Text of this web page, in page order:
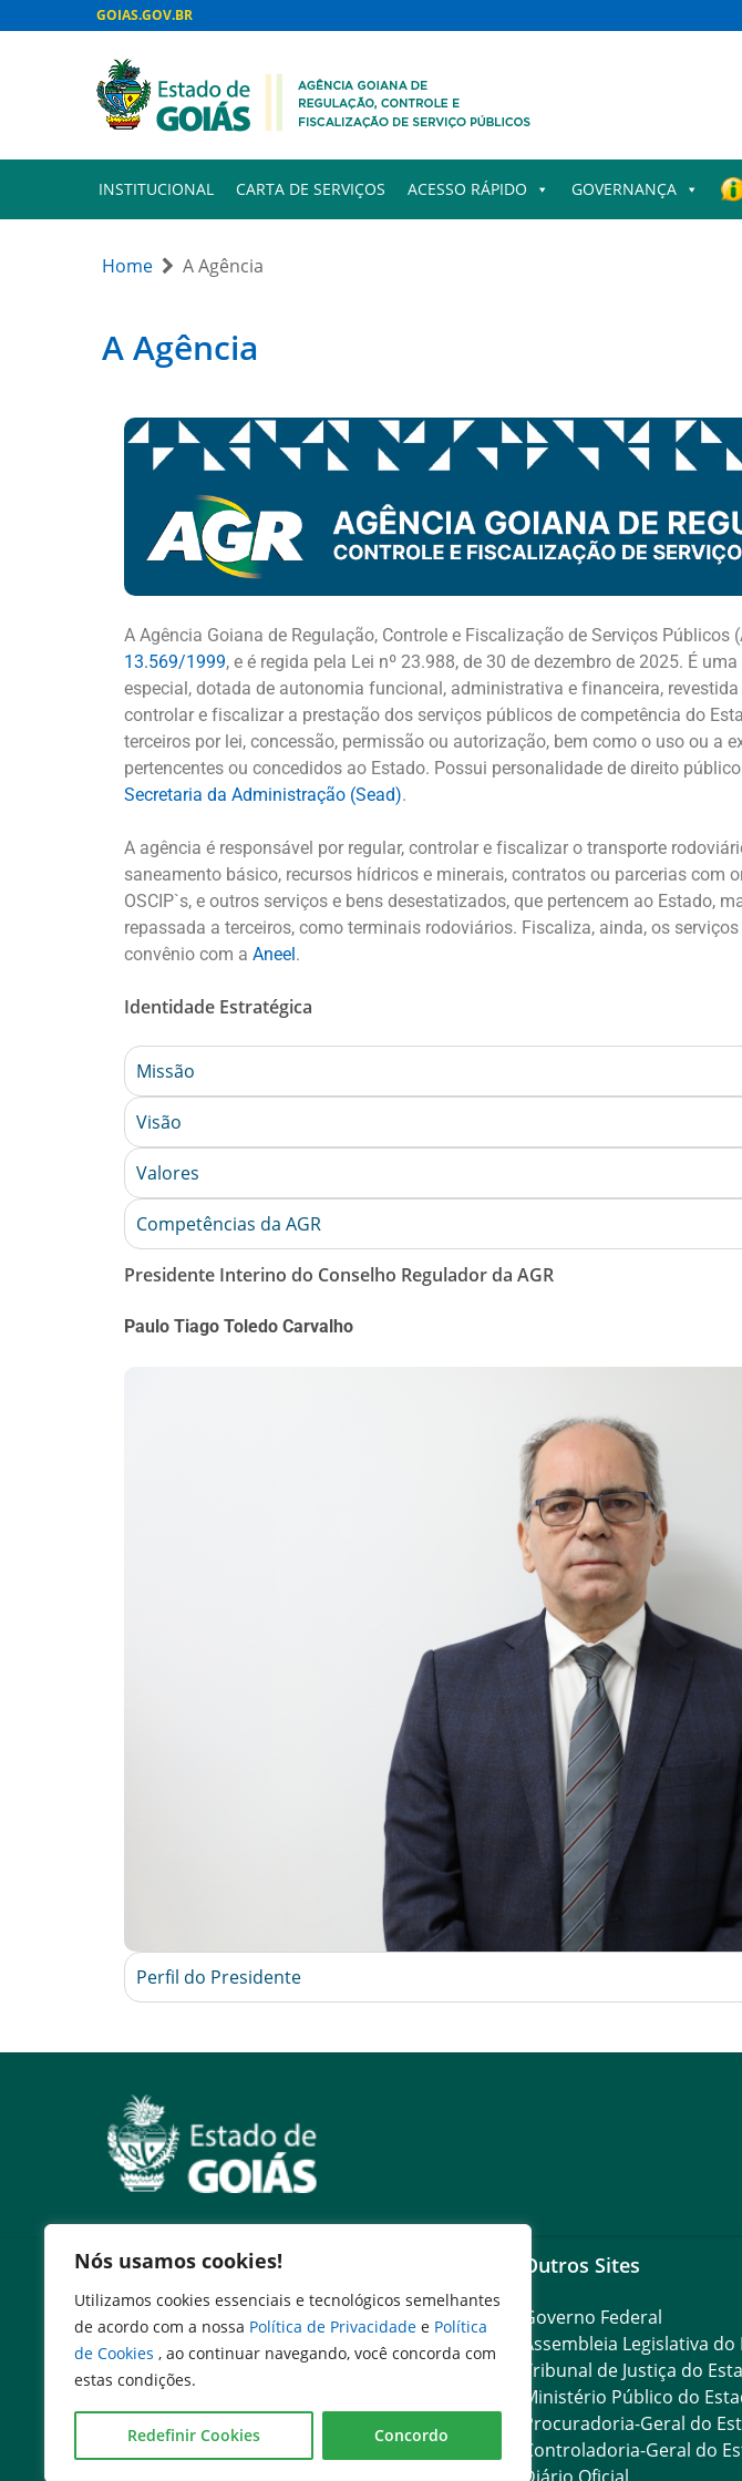
Nós usamos cookies!
Utilizamos cookies essenciais e tecnológicos semelhantes
de acordo com a nossa Política de Privacidade e Política
de Cookies , ao continuar navegando, você concorda com
estas condições.
Redefinir Cookies Concordo
GOIAS.GOV.BR
INSTITUCIONAL CARTA DE SERVIÇOS ACESSO RÁPIDO GOVERNANÇA
Home A Agência
A Agência
A Agência Goiana de Regulação, Controle e Fiscalização de Serviços Públicos
13.569/1999, e é regida pela Lei nº 23.988, de 30 de dezembro de 2025. É
especial, dotada de autonomia funcional, administrativa e financeira,
controlar e fiscalizar a prestação dos serviços públicos de competência do
terceiros por lei, concessão, permissão ou autorização, bem como o uso ou a
pertencentes ou concedidos ao Estado. Possui personalidade de direito
Secretaria da Administração (Sead).
A agência é responsável por regular, controlar e fiscalizar o transporte
saneamento básico, recursos hídricos e minerais, contratos ou parcerias com
OSCIP`s, e outros serviços e bens desestatizados, que pertencem ao Estado,
repassada a terceiros, como terminais rodoviários. Fiscaliza, ainda, os
convênio com a Aneel.
Identidade Estratégica
Missão
Visão
Valores
Competências da AGR
Presidente Interino do Conselho Regulador da AGR
Paulo Tiago Toledo Carvalho
Perfil do Presidente
Serviços
Consultar DARE Pago
Emissão DARE
Cadastro de Transporte Regular
Cadastro de Transporte para Fretamento
Logotipo de adesivos
Procuradoria Setorial
Outros Sites
Governo Federal
Assembleia Legislativa
Tribunal de Justiça do
Ministério Público do
Procuradoria-Geral do
Controladoria-Geral do